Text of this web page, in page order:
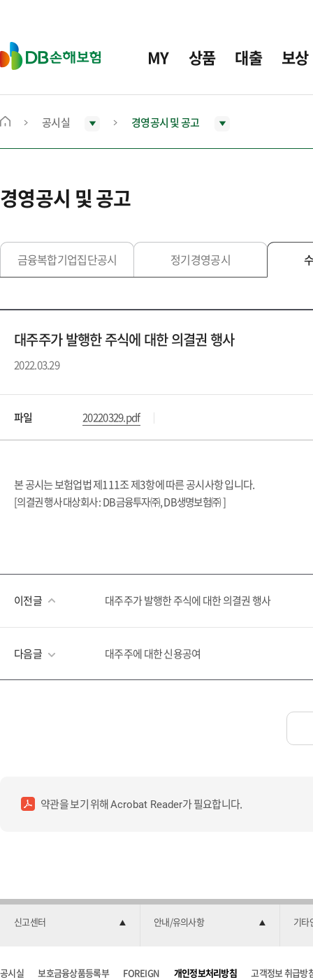
D
B
보
MY 상품 대출 보상
메
으
로
동
공시실 경영공시 및 공고
경영공시 및 공고
금융복합기업집단공시 정기경영공시
대주주가 발행한 주식에 대한 의결권 행사
2022.03.29
파일 20220329.pdf
본공시는보험업법제111조제3항에따른공시사항입니다.
[의결권 행사 대상회사 : DB금융투자㈜, DB생명보험㈜ ]
이전글 대주주가 발행한 주식에 대한 의결권 행사
다음글 대주주에 대한 신용공여
약관을 보기 위해Acrobat Reader가 필요합니다.
신고센터 안내/유의사항 기타
공시실 보호금융상품등록부 FOREIGN 개인정보처리방침 고객정보 취급방